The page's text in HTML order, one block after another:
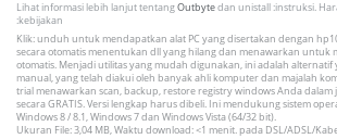
Lihat informasi lebih lanjut tentangOutbytedan unistall :instruksi.
:kebijakan
Klik: unduh untuk mendapatkan alat PC yang disertakan dengan
secara otomatis menentukan dll yang hilang dan menawarkan untuk
otomatis. Menjadi utilitas yang mudah digunakan, ini adalah alternatif
manual, yang telah diakui oleh banyak ahli komputer dan majalah
trial menawarkan scan, backup, restore registry windows Anda
secara GRATIS. Versi lengkap harus dibeli. Ini mendukung sistem
Windows 8 / 8.1, Windows 7 dan Windows Vista (64/32 bit).
Ukuran File: 3,04 MB, Waktu download: <1 menit. pada DSL/ADSL/